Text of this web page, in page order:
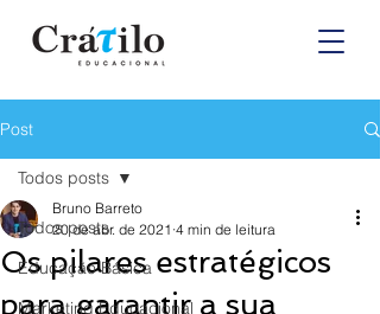
Post
Todos posts
Educação Básica
Marketing Educacional
Todos posts
Os pilares estratégicos
para garantir a sua
Bruno Barreto
20 de abr. de 2021 4 min de leitura